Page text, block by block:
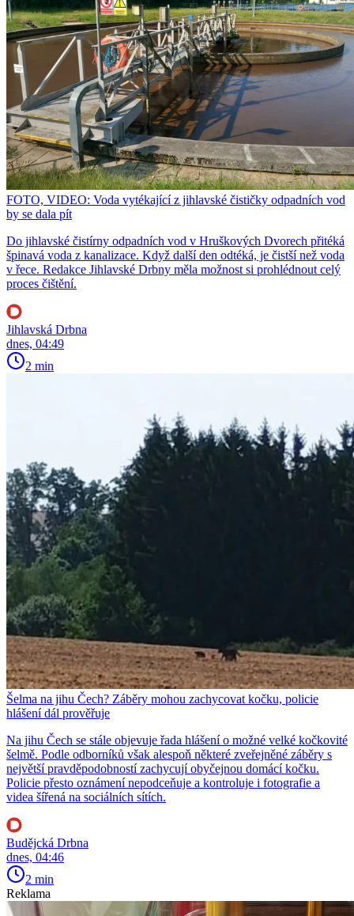
FOTO, VIDEO: Voda vytékající z jihlavské čističky odpadních vod
by se dala pít
Do jihlavské čistírny odpadních vod v Hruškových Dvorech přitéká
špinavá voda z kanalizace. Když další den odtéká, je čistší než voda
v řece. Redakce Jihlavské Drbny měla možnost si prohlédnout celý
proces čištění.
Jihlavská Drbna
dnes, 04:49
2 min
Šelma na jihu Čech? Záběry mohou zachycovat kočku, policie
hlášení dál prověřuje
Na jihu Čech se stále objevuje řada hlášení o možné velké kočkovité
šelmě. Podle odborníků však alespoň některé zveřejněné záběry s
největší pravděpodobností zachycují obyčejnou domácí kočku.
Policie přesto oznámení nepodceňuje a kontroluje i fotografie a
videa šířená na sociálních sítích.
Budějcká Drbna
dnes, 04:46
2 min
Reklama